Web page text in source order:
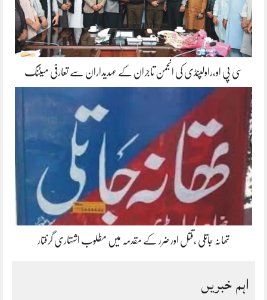
سی پی او،راولپنڈی کی انجمن تاجران کے عہدیداران سے تعارفی میٹنگ
تھانہ جاتلی ،قتل اور ضرر کے مقدمہ میں مطلوب اشتہاری گرفتار
اہم خبریں